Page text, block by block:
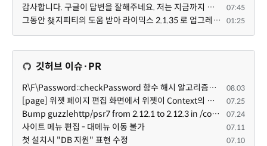
감사합니다. 구글이 답변을 잘해주네요. 저는 지금까지 md5 에 머물러 있었네요. md5는 구석기 알고리즘이 ... 07:45
그동안 챚지피티의 도움 받아 라이믹스 2.1.35 로 업그레이드 잘 한 것은 부인할 수 없는 사실입니다. 그런... 01:25
깃허브 이슈·PR
R\F\Password::checkPassword 함수 해시 알고리즘을 암시적으로 호출하는 경우 Argon2id 해시 비교 실패 08.03
[page] 위젯 페이지 편집 화면에서 위젯이 Context의 module_info를 덮어쓰면 저장이 ERR_ACT_IS_NOT_STANDALONE으로 실패 07.25
Bump guzzlehttp/psr7 from 2.12.1 to 2.12.3 in /common 07.24
사이트 메뉴 편집 - 대메뉴 이동 불가 07.11
첫 설치시 "DB 지원" 표현 수정 07.10